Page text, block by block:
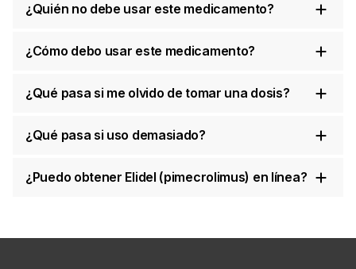
¿Quién no debe usar este medicamento?
¿Cómo debo usar este medicamento?
¿Qué pasa si me olvido de tomar una dosis?
¿Qué pasa si uso demasiado?
¿Puedo obtener Elidel (pimecrolimus) en línea?